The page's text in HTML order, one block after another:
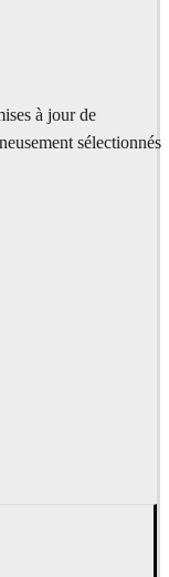
à jour de
sélectionnés